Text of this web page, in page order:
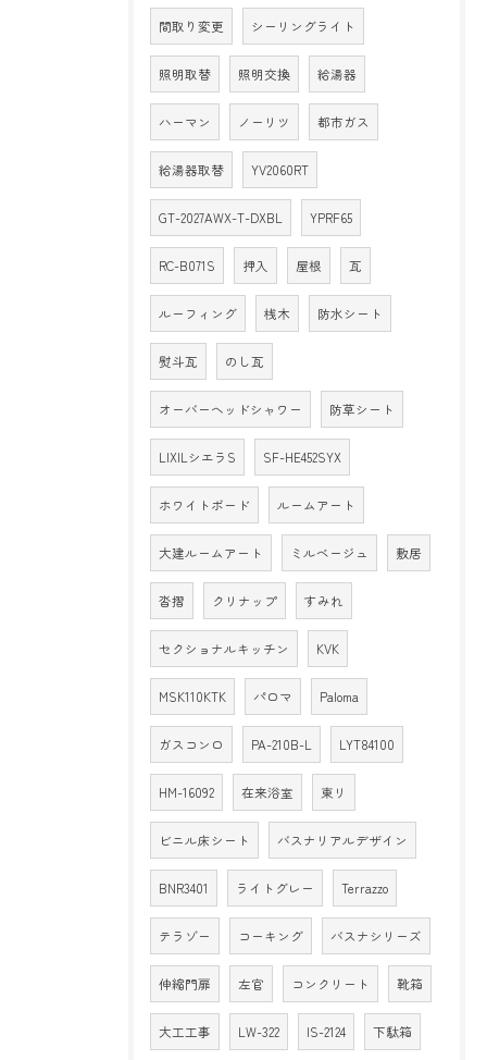
間取り変更 シーリングライト
照明取替 照明交換 給湯器
ハーマン ノーリツ 都市ガス
給湯器取替 YV2060RT
GT-2027AWX-T-DXBL YPRF65
RC-B071S 押入 屋根 瓦
ルーフィング 桟木 防水シート
熨斗瓦 のし瓦
オーバーヘッドシャワー 防草シート
LIXILシエラS SF-HE452SYX
ホワイトボード ルームアート
大建ルームアート ミルベージュ 敷居
沓摺 クリナップ すみれ
セクショナルキッチン KVK
MSK110KTK パロマ Paloma
ガスコンロ PA-210B-L LYT84100
HM-16092 在来浴室 東リ
ビニル床シート バスナリアルデザイン
BNR3401 ライトグレー Terrazzo
テラゾー コーキング バスナシリーズ
伸縮門扉 左官 コンクリート 靴箱
大工工事 LW-322 IS-2124 下駄箱